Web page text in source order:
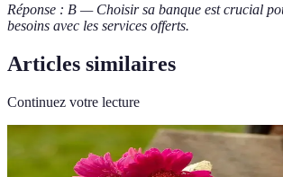
Réponse : B — Choisir sa banque est crucial
besoins avec les services offerts.
Articles similaires
Continuez votre lecture